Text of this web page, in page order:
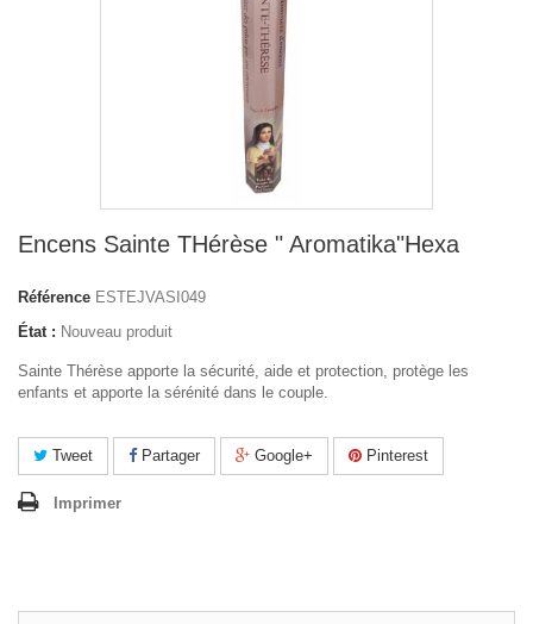
Encens Sainte THérèse " Aromatika"Hexa
Référence ESTEJVASI049
État : Nouveau produit
Sainte Thérèse apporte la sécurité, aide et protection, protège les
enfants et apporte la sérénité dans le couple.
Tweet Partager Google+ Pinterest
Imprimer